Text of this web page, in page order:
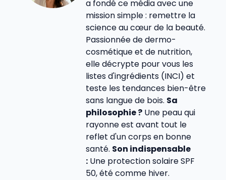
a fondé ce média avec une
mission simple : remettre la
science au cœur de la beauté.
Passionnée de dermo-
cosmétique et de nutrition,
elle décrypte pour vous les
listes d'ingrédients (INCI) et
teste les tendances bien-être
sans langue de bois. Sa
philosophie ? Une peau qui
rayonne est avant tout le
reflet d'un corps en bonne
santé. Son indispensable
: Une protection solaire SPF
50, été comme hiver.